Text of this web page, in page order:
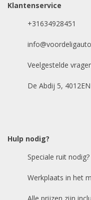
Dit veld is
gewijzigd.
Uw merk
Chasis /
Klantenservice
+31634928451
Veelgestelde
De Abdij 5,
Hulp nodig?
Speciale ruit nodig?
Werkplaats in het